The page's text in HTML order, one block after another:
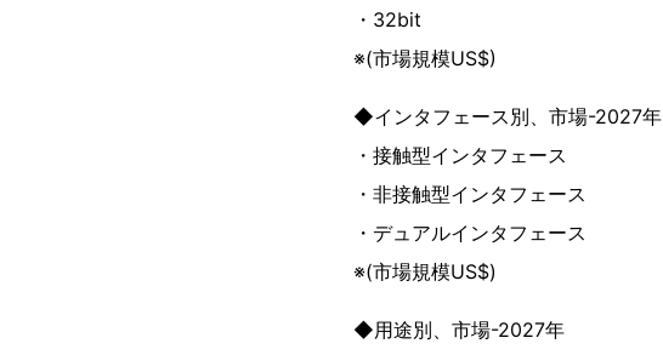
・32bit
※(市場規模US$)
◆インタフェース別、市場-2027年
・接触型インタフェース
・非接触型インタフェース
・デュアルインタフェース
※(市場規模US$)
◆用途別、市場-2027年